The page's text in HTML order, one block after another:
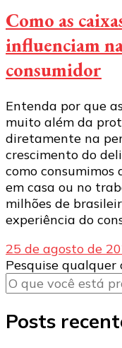
Como as
influenciam
consumidor
Entenda por que
muito além da
diretamente na
crescimento do
como consumimos
em casa ou no
milhões de
experiência do
25 de agosto de
Procurando
algo?
Pesquise qualquer
Posts